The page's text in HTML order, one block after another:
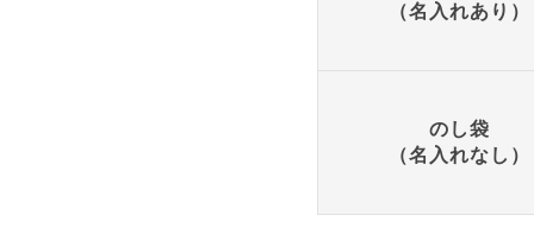
（名入れあり）
のし袋
（名入れなし）